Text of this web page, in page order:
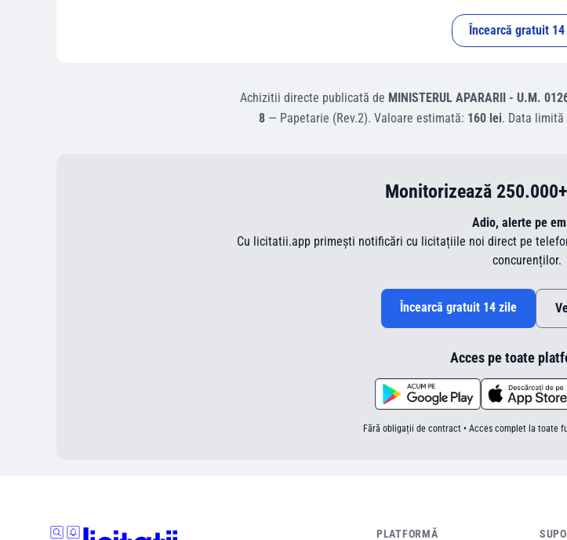
Încearcă gratuit
Achizitii directe publicată de MINISTERUL APARARII - U.M.
8 — Papetarie (Rev.2). Valoare estimată: 160 lei. Data limită
Monitorizează
Adio, alerte pe
Cu licitatii.app primești notificări cu licitațiile noi direct pe
concurenților.
Încearcă gratuit 14 zile
Acces pe toate
Fără obligații de contract • Acces complet la toate
PLATFORMĂ